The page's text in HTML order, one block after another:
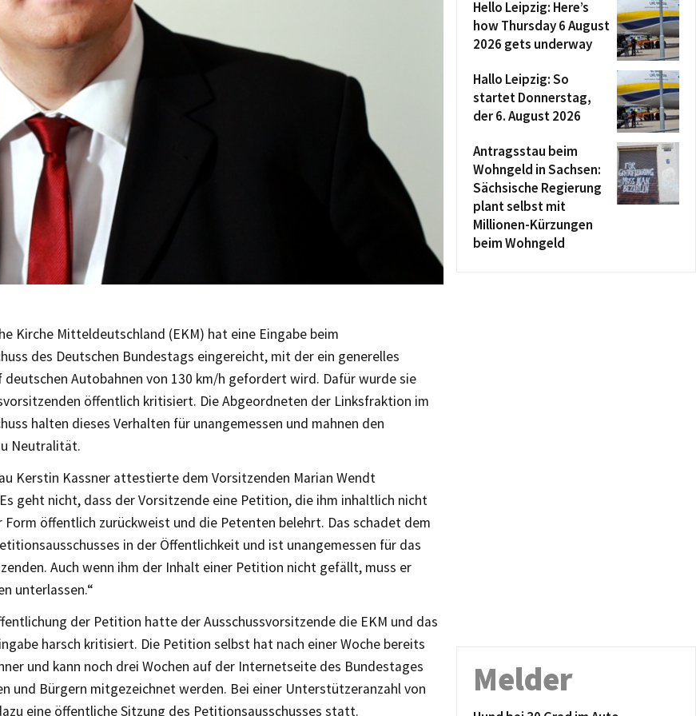
Kirche Mitteldeutschland (EKM) hat eine Eingabe beim
des Deutschen Bundestags eingereicht, mit der ein generelles
deutschen Autobahnen von 130 km/h gefordert wird. Dafür wurde sie
öffentlich kritisiert. Die Abgeordneten der Linksfraktion im
halten dieses Verhalten für unangemessen und mahnen den
Neutralität.
Kerstin Kassner attestierte dem Vorsitzenden Marian Wendt
geht nicht, dass der Vorsitzende eine Petition, die ihm inhaltlich nicht
Form öffentlich zurückweist und die Petenten belehrt. Das schadet dem
in der Öffentlichkeit und ist unangemessen für das
Auch wenn ihm der Inhalt einer Petition nicht gefällt, muss er
unterlassen.“
der Petition hatte der Ausschussvorsitzende die EKM und das
harsch kritisiert. Die Petition selbst hat nach einer Woche bereits
und kann noch drei Wochen auf der Internetseite des Bundestages
und Bürgern mitgezeichnet werden. Bei einer Unterstützeranzahl von
eine öffentliche Sitzung des Petitionsausschusses statt.
Hello Leipzig: Here’s
how Thursday 6 August
2026 gets underway
Hallo Leipzig: So
startet Donnerstag,
der 6. August 2026
Antragsstau beim
Wohngeld in Sachsen:
Sächsische Regierung
plant selbst mit
Millionen-Kürzungen
beim Wohngeld
Melder